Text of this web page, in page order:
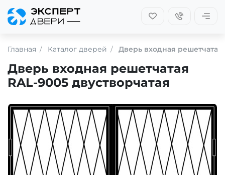
Главная Каталог дверей Дверь входная решетчатая
Дверь входная решетчатая
RAL-9005 двустворчатая